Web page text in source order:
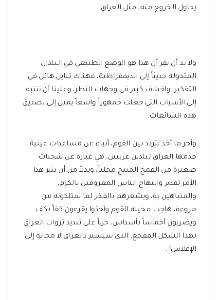
يحاول الخروج منه، مثل العراق.
ولا بد أن نقر أن هذا هو الوضع الطبيعي في البلدان
المتحولة حديثاً إلى الديمقراطية، فهناك تباين هائل في
التفكير، واختلاف كبير في وجهات النظر، وعلينا أن ننتبه
إلى الأسباب التي جعلت جمهوراً واسعاً يميل إلى تصديق
هذه الشائعات.
وآخر ما أخذ يتردد بين القوم، أنباء عن مساعدات عينية
قدمها العراق لبلدين عربيين، هي عبارة عن شحنات
صغيرة من القمح المنتج محلياً، وبدلاً من أن يثير هذا
الأمر تقدير وابتهاج الناس المعروفين بالكرم،
والمتباهين به، ويشعرهم بالفخر لما يمتلكونه من
مروءة، هاجت مخيلة القوم وأخذوا يقرعون كفاً بكف
ويضربون أخماساً بأسداس، حزناً على تبديد ثروات العراق
بهذا الشكل المفجع، الذي سيسير بالعراق لا محالة إلى
الإفلاس! .